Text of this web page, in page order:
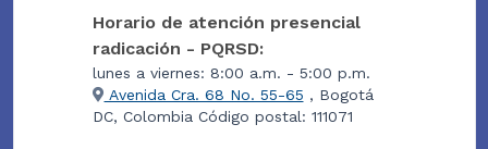
Horario de atención presencial
radicación - PQRSD:
lunes a viernes: 8:00 a.m. - 5:00 p.m.
Avenida Cra. 68 No. 55-65 , Bogotá
DC, Colombia Código postal: 111071